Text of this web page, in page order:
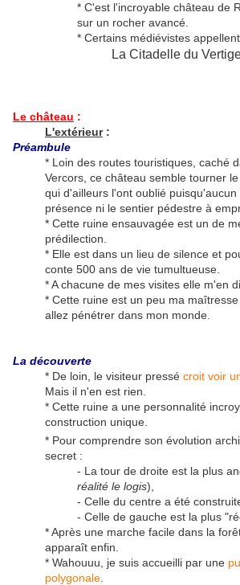
* C'est l'incroyable château de
sur un rocher avancé.
* Certains médiévistes
La Citadelle du
Le château :
L'extérieur:
Préambule
* Loin des routes touristiques, caché
Vercors, ce château semble tourner
qui d'ailleurs l'ont oublié
présence ni le sentier pédestre à
* Cette ruine ensauvagée est un de
prédilection.
* Elle est dans un lieu de silence et
conte 500 ans de vie tumultueuse.
* A chacune de mes visites elle m'en
* Cette ruine est un peu ma
allez pénétrer dans mon monde.
La découverte
* De loin, le visiteur pressé croit voir
Mais il n'en est rien.
* Cette ruine a une personnalité
construction unique.
* Pour comprendre son évolution
secret :
- La tour de droite est la plus
réalité le logis),
- Celle du centre a été
- Celle de gauche est la plus
* Après une marche facile dans la
apparaît enfin.
* Wahouuu, je suis accueilli par une
polygonale